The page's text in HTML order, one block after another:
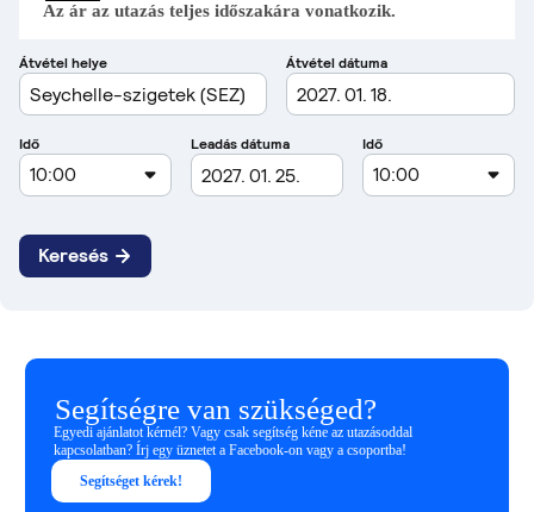
Az ár az utazás teljes időszakára vonatkozik.
Segítségre van szükséged?
Egyedi ajánlatot kérnél? Vagy csak segítség kéne az utazásoddal
kapcsolatban? Írj egy üznetet a Facebook-on vagy a csoportba!
Segítséget kérek!